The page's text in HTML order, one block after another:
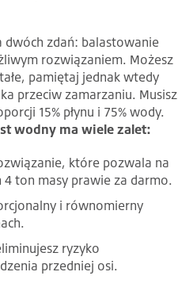
dwóch zdań: balastowanie
rozwiązaniem. Możesz
pamiętaj jednak wtedy
przeciw zamarzaniu. Musisz
15% płynu i 75% wody.
wodny ma wiele zalet:
które pozwala na
ton masy prawie za darmo.
i równomierny
ryzyko
przedniej osi.